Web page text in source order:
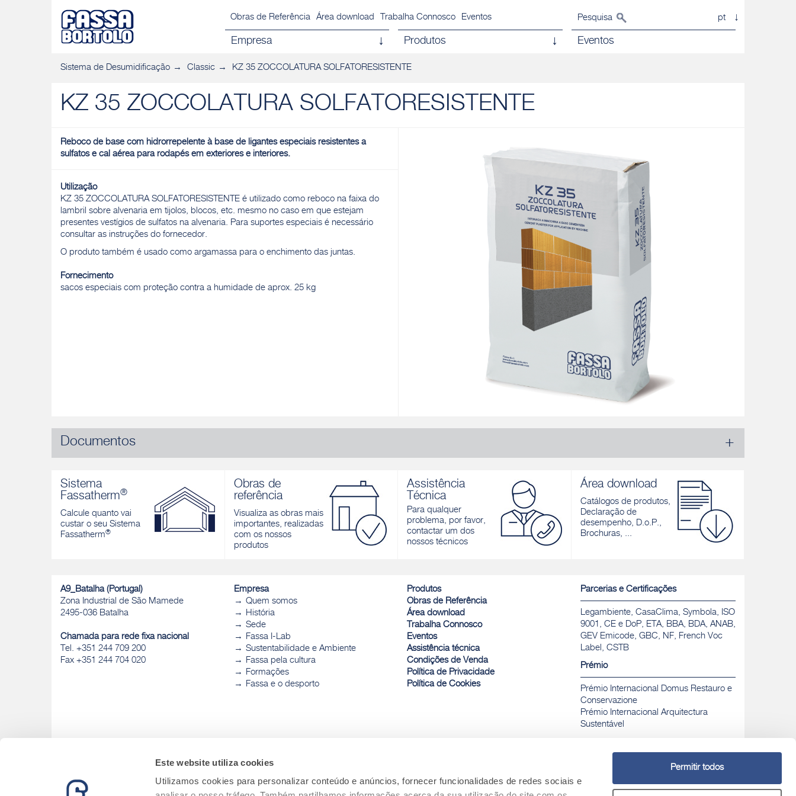
Este website utiliza cookies
Utilizamos cookies para personalizar conteúdo e anúncios, fornecer funcionalidades de redes sociais e
Permitir todos
Obras de Referência Área download Trabalha Connosco Eventos Pesquisa pt
Empresa Produtos Eventos
Sistema de Desumidificação Classic KZ 35 ZOCCOLATURA SOLFATORESISTENTE
KZ 35 ZOCCOLATURA SOLFATORESISTENTE
Reboco de base com hidrorrepelente à base de ligantes especiais resistentes a
sulfatos e cal aérea para rodapés em exteriores e interiores.
Utilização
KZ 35 ZOCCOLATURA SOLFATORESISTENTE é utilizado como reboco na faixa do
lambril sobre alvenaria em tijolos, blocos, etc. mesmo no caso em que estejam
presentes vestígios de sulfatos na alvenaria. Para suportes especiais é necessário
consultar as instruções do fornecedor.
O produto também é usado como argamassa para o enchimento das juntas.
Fornecimento
sacos especiais com proteção contra a humidade de aprox. 25 kg
Documentos
Sistema
Fassatherm®
Calcule quanto vai
custar o seu Sistema
Fassatherm®
Obras de
referência
Visualiza as obras mais
importantes, realizadas
com os nossos
produtos
Assistência
Técnica
Para qualquer
problema, por favor,
contactar um dos
nossos técnicos
Área download
Catálogos de produtos,
Declaração de
desempenho, D.o.P.,
Brochuras, ...
A9_Batalha (Portugal)
Zona Industrial de São Mamede
2495-036 Batalha
Chamada para rede fixa nacional
Tel. +351 244 709 200
Fax +351 244 704 020
Empresa
Quem somos
História
Sede
Fassa I-Lab
Sustentabilidade e Ambiente
Fassa pela cultura
Formações
Fassa e o desporto
Produtos
Obras de Referência
Área download
Trabalha Connosco
Eventos
Assistência técnica
Condições de Venda
Política de Privacidade
Política de Cookies
Parcerias e Certificações
Legambiente, CasaClima, Symbola, ISO
9001, CE e DoP, ETA, BBA, BDA, ANAB,
GEV Emicode, GBC, NF, French Voc
Label, CSTB
Prémio
Prémio Internacional Domus Restauro e
Conservazione
Prémio Internacional Arquitectura
Sustentável
Chamada para rede fixa nacional gratuita